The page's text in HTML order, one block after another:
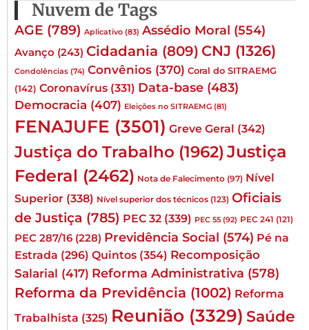
Nuvem de Tags
AGE (789) Aplicativo (83) Assédio Moral (554)
Avanço (243) Cidadania (809) CNJ (1326)
Condolências (74) Convênios (370) Coral do SITRAEMG
(142) Coronavírus (331) Data-base (483)
Democracia (407) Eleições no SITRAEMG (81)
FENAJUFE (3501) Greve Geral (342)
Justiça do Trabalho (1962) Justiça
Federal (2462) Nota de Falecimento (97) Nível
Superior (338) Nível superior dos técnicos (123) Oficiais
de Justiça (785) PEC 32 (339) PEC 55 (92) PEC 241 (121)
PEC 287/16 (228) Previdência Social (574) Pé na
Estrada (296) Quintos (354) Recomposição
Salarial (417) Reforma Administrativa (578)
Reforma da Previdência (1002) Reforma
Trabalhista (325) Reunião (3329) Saúde